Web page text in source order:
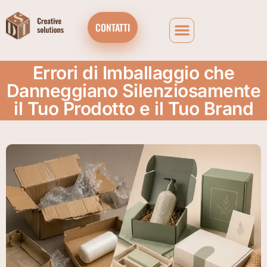
CONTATTI
Errori di Imballaggio che
Danneggiano Silenziosamente
il Tuo Prodotto e il Tuo Brand